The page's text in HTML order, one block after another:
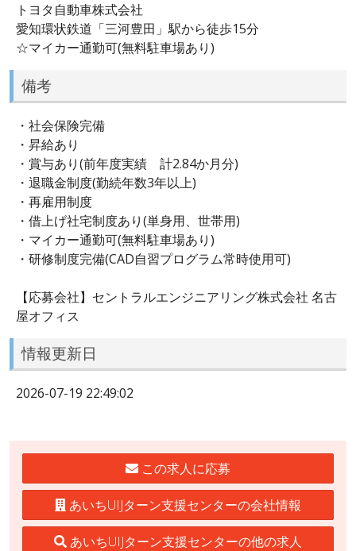
トヨタ自動車株式会社
愛知環状鉄道「三河豊田」駅から徒歩15分
☆マイカー通勤可(無料駐車場あり)
備考
・社会保険完備
・昇給あり
・賞与あり(前年度実績 計2.84か月分)
・退職金制度(勤続年数3年以上)
・再雇用制度
・借上げ社宅制度あり(単身用、世帯用)
・マイカー通勤可(無料駐車場あり)
・研修制度完備(CAD自習プログラム常時使用可)
【応募会社】セントラルエンジニアリング株式会社 名古
屋オフィス
情報更新日
2026-07-19 22:49:02
この求人に応募
あいちUIJターン支援センターの会社情報
あいちUIJターン支援センターの他の求人